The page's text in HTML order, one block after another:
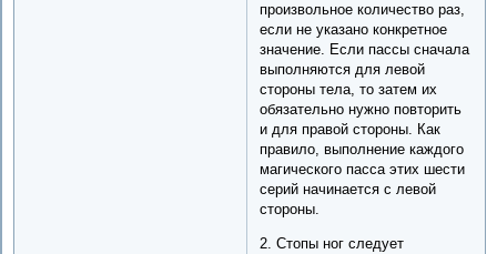
произвольное количество раз,
если не указано конкретное
значение. Если пассы сначала
выполняются для левой
стороны тела, то затем их
обязательно нужно повторить
и для правой стороны. Как
правило, выполнение каждого
магического пасса этих шести
серий начинается с левой
стороны.
2. Стопы ног следует